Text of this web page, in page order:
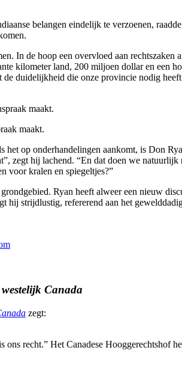
belangen eindelijk te verzoenen,
In de hoop een overvloed aan rechtszaken
kilometer land, 200 miljoen dollar en een
duidelijkheid die onze provincie nodig
maakt.
op onderhandelingen aankomt, is Don
zegt hij lachend. “En dat doen we
voor kralen en spiegeltjes?”
Ryan heeft alweer een nieuw
hij strijdlustig, refererend aan het
Canada
zegt:
recht.” Het Canadese Hooggerechtshof